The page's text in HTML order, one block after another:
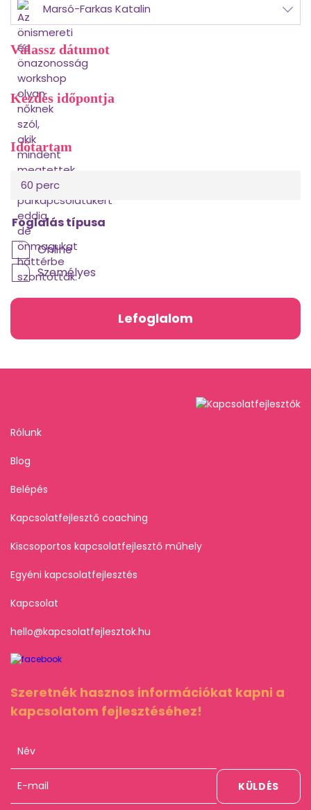
Marsó-Farkas Katalin
Válassz dátumot
Kezdés időpontja
Időtartam
60 perc
Foglalás típusa
Online
Személyes
Lefoglalom
Rólunk
Blog
Belépés
Kapcsolatfejlesztő coaching
Kiscsoportos kapcsolatfejlesztő műhely
Egyéni kapcsolatfejlesztés
Kapcsolat
hello@kapcsolatfejlesztok.hu
Szeretnék hasznos információkat kapni a
kapcsolatom fejlesztéséhez!